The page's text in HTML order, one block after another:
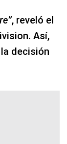
, reveló el
Así,
decisión